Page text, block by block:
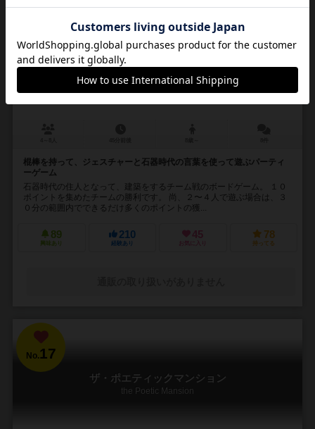
あーぎ！てくと
Aargh!Tect / Ugg-Tect
棍棒を持って、ジェスチャーと石器時代の言葉を使って遊ぶパーティ
ーゲーム
石器時代の住人となって、建築をするチーム戦のボードゲーム。 １０
ポイントを集めたチームの勝利です。 尚、２〜４人で遊ぶ場合は、３
０分の範囲内でできるだけ多くのポイントの獲...
89
興味あり
210
経験あり
45
お気に入り
78
持ってる
No.17
ザ・ポエティックマンション
the Poetic Mansion